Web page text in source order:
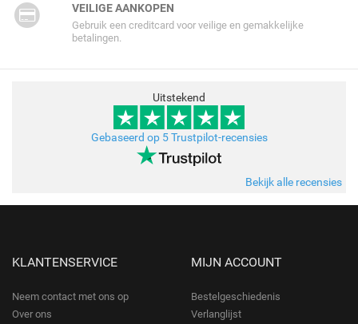
VEILIGE AANKOPEN
Gebruik een creditcard voor veilige en gemakkelijke
betalingen.
Uitstekend
Gebaseerd op 5 Trustpilot-recensies
Bekijk alle recensies
KLANTENSERVICE
Neem contact met ons op
Over ons
MIJN ACCOUNT
Bestelgeschiedenis
Verlanglijst